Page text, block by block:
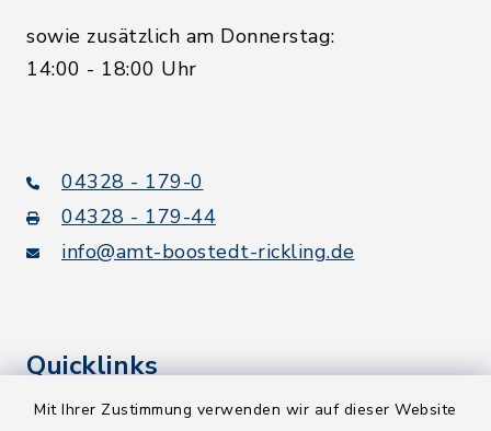
Mit Ihrer Zustimmung verwenden wir auf dieser Website
sowie zusätzlich am Donnerstag:
14:00 - 18:00 Uhr
04328 - 179-0
04328 - 179-44
info@amt-boostedt-rickling.de
Quicklinks
Kreis Segeberg